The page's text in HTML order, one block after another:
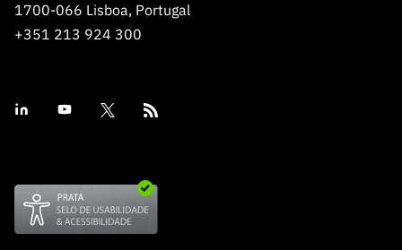
1700-066 Lisboa, Portugal
+351 213 924 300